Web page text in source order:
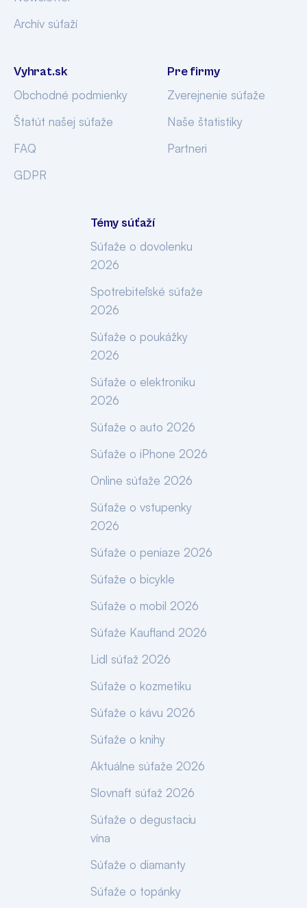
Archív súťaží
Vyhrat.sk
Obchodné podmienky
Štatút našej súťaže
FAQ
GDPR
Pre firmy
Zverejnenie súťaže
Naše štatistiky
Partneri
Témy súťaží
Súťaže o dovolenku
2026
Spotrebiteľské súťaže
2026
Súťaže o poukážky
2026
Súťaže o elektroniku
2026
Súťaže o auto 2026
Súťaže o iPhone 2026
Online súťaže 2026
Súťaže o vstupenky
2026
Súťaže o peniaze 2026
Súťaže o bicykle
Súťaže o mobil 2026
Súťaže Kaufland 2026
Lidl súťaž 2026
Súťaže o kozmetiku
Súťaže o kávu 2026
Súťaže o knihy
Aktuálne súťaže 2026
Slovnaft súťaž 2026
Súťaže o degustaciu
vína
Súťaže o diamanty
Súťaže o topánky